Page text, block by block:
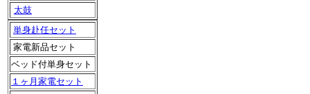
太鼓
単身赴任セット
家電新品セット
ベッド付単身セット
１ヶ月家電セット